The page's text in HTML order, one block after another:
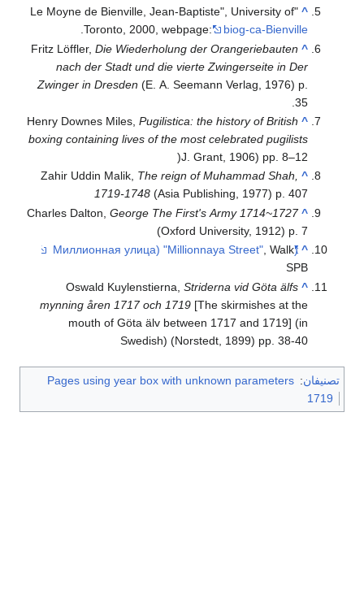
^
"Le Moyne de Bienville, Jean-Baptiste", University of
Toronto, 2000, webpage:
biog-ca-Bienville
.
^
Fritz Löffler,Die Wiederholung der Orangeriebauten
nach der Stadt und die vierte Zwingerseite in Der
Zwinger in Dresden (E. A. Seemann Verlag, 1976) p.
35.
^
Henry Downes Miles,Pugilistica: the history of British
boxing containing lives of the most celebrated pugilists
)J. Grant, 1906) pp. 8–12
^
Zahir Uddin Malik, The reign of Muhammad Shah,
1719-1748 (Asia Publishing, 1977) p. 407
^
Charles Dalton,George The First's Army 1714~1727
(Oxford University, 1912) p. 7
^
(Миллионная улица) "Millionnaya Street"
, Walk
SPB
^
Oswald Kuylenstierna,Striderna vid Göta älfs
mynning åren 1717 och 1719 [The skirmishes at the
mouth of Göta älv between 1717 and 1719] (in
Swedish) (Norstedt, 1899) pp. 38-40
تصنيفان:
Pages using year box with unknown parameters
1719